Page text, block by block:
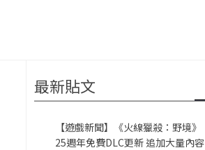
最新貼文
【遊戲新聞】《火線獵殺：野境》
25週年免費DLC更新 追加大量內容